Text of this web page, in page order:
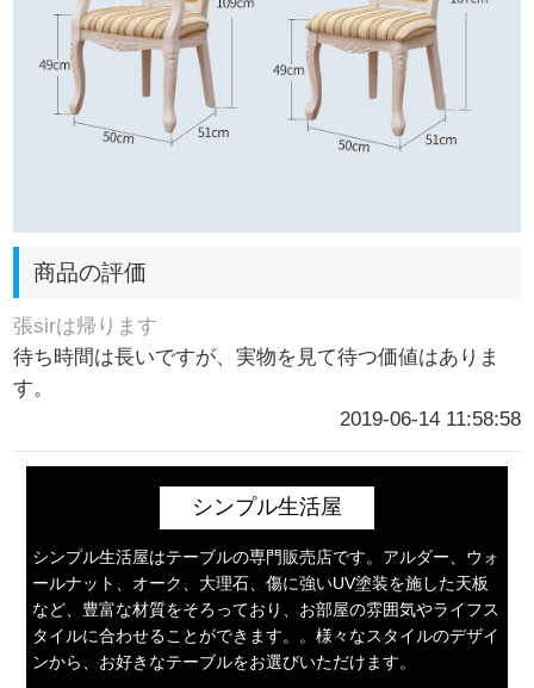
商品の評価
張sirは帰ります
待ち時間は長いですが、実物を見て待つ価値はありま
す。
2019-06-14 11:58:58
シンプル生活屋
シンプル生活屋はテーブルの専門販売店です。アルダー、ウォ
ールナット、オーク、大理石、傷に強いUV塗装を施した天板
など、豊富な材質をそろっており、お部屋の雰囲気やライフス
タイルに合わせることができます。。様々なスタイルのデザイ
ンから、お好きなテーブルをお選びいただけます。